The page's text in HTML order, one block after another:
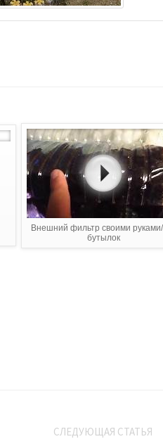
Внешний фильтр своими
бутылок
СЛЕДУЮЩАЯ СТАТЬЯ